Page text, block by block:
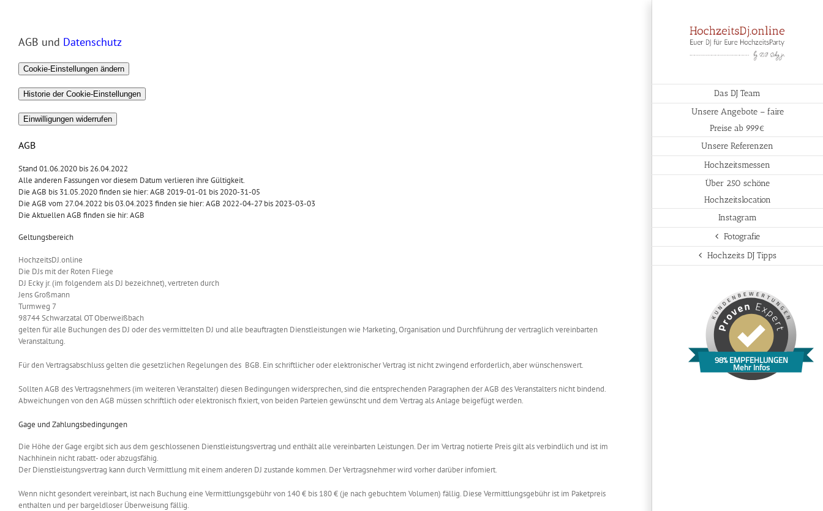
Das DJ Team
Unsere Angebote – faire
Preise ab 999€
Unsere Referenzen
Hochzeitsmessen
Über 250 schöne
Hochzeitslocation
Instagram
Fotografie
Hochzeits DJ Tipps
98% EMPFEHLUNGEN
Mehr Infos
AGB und Datenschutz
Cookie-Einstellungen ändern
Historie der Cookie-Einstellungen
Einwilligungen widerrufen
AGB
Stand 01.06.2020 bis 26.04.2022
Alle anderen Fassungen vor diesem Datum verlieren ihre Gültigkeit.
Die AGB bis 31.05.2020 finden sie hier:AGB 2019-01-01 bis 2020-31-05
Die AGB vom 27.04.2022 bis 03.04.2023 finden sie hier:AGB 2022-04-27 bis 2023-03-03
Die Aktuellen AGB finden sie hir:AGB
Geltungsbereich
HochzeitsDJ.online
Die DJs mit der Roten Fliege
DJ Ecky jr. (im folgendem als DJ bezeichnet), vertreten durch
Jens Großmann
Turmweg 7
98744 Schwarzatal OT Oberweißbach
gelten für alle Buchungen des DJ oder des vermittelten DJ und alle beauftragten Dienstleistungen wie Marketing, Organisation und Durchführung der vertraglich vereinbarten
Veranstaltung.
Für den Vertragsabschluss gelten die gesetzlichen Regelungen des BGB. Ein schriftlicher oder elektronischer Vertrag ist nicht zwingend erforderlich, aber wünschenswert.
Sollten AGB des Vertragsnehmers (im weiteren Veranstalter) diesen Bedingungen widersprechen, sind die entsprechenden Paragraphen der AGB des Veranstalters nicht bindend.
Abweichungen von den AGB müssen schriftlich oder elektronisch fixiert, von beiden Parteien gewünscht und dem Vertrag als Anlage beigefügt werden.
Gage und Zahlungsbedingungen
Die Höhe der Gage ergibt sich aus dem geschlossenen Dienstleistungsvertrag und enthält alle vereinbarten Leistungen. Der im Vertrag notierte Preis gilt als verbindlich und ist im
Nachhinein nicht rabatt- oder abzugsfähig.
Der Dienstleistungsvertrag kann durch Vermittlung mit einem anderen DJ zustande kommen. Der Vertragsnehmer wird vorher darüber infomiert.
Wenn nicht gesondert vereinbart, ist nach Buchung eine Vermittlungsgebühr von 140 € bis 180 € (je nach gebuchtem Volumen) fällig. Diese Vermittlungsgebühr ist im Paketpreis
enthalten und per bargeldloser Überweisung fällig.